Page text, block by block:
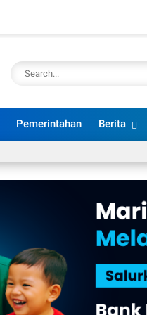
Pemerintahan Berita
Kopimu